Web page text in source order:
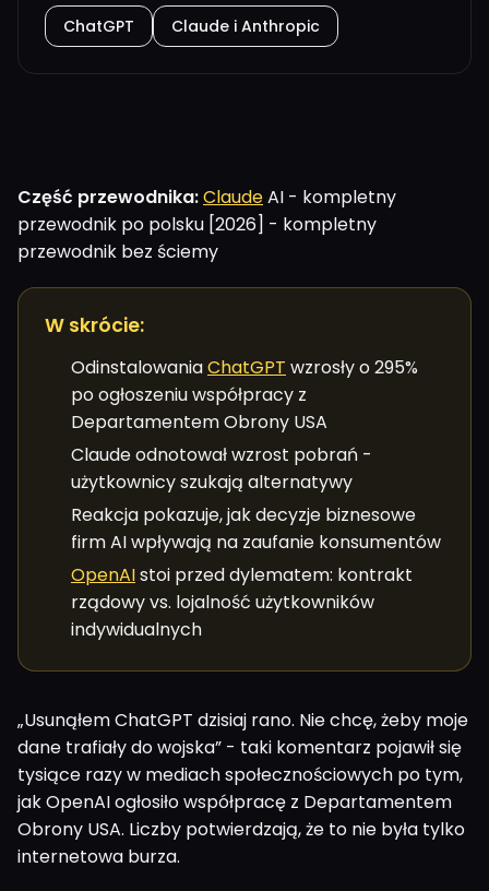
ChatGPT Claude i Anthropic
Część przewodnika:ClaudeAI - kompletny
przewodnik po polsku [2026] - kompletny
przewodnik bez ściemy
W skrócie:
OdinstalowaniaChatGPT wzrosły o 295%
po ogłoszeniu współpracy z
Departamentem Obrony USA
Claude odnotował wzrost pobrań -
użytkownicy szukają alternatywy
Reakcja pokazuje, jak decyzje biznesowe
firm AI wpływają na zaufanie konsumentów
OpenAIstoi przed dylematem: kontrakt
rządowy vs. lojalność użytkowników
indywidualnych
„Usunąłem ChatGPT dzisiaj rano. Nie chcę, żeby moje
dane trafiały do wojska” - taki komentarz pojawił się
tysiące razy w mediach społecznościowych po tym,
jak OpenAI ogłosiło współpracę z Departamentem
Obrony USA. Liczby potwierdzają, że to nie była tylko
internetowa burza.